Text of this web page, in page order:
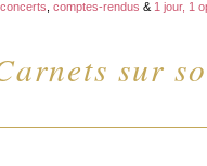
sur
comptes-rendus & 1 jour, 1